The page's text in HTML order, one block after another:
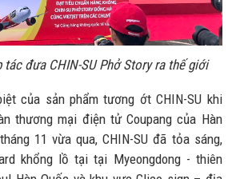
đưa CHIN-SU Phở Story ra thế giới
của sản phẩm tương ớt CHIN-SU khi
thương mại điện tử Coupang của Hàn
11 vừa qua, CHIN-SU đã tỏa sáng,
khổng lồ tại tại Myeongdong - thiên